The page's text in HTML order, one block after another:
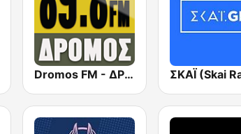
Dromos FM - ΔΡΟΜΟΣ 89.8